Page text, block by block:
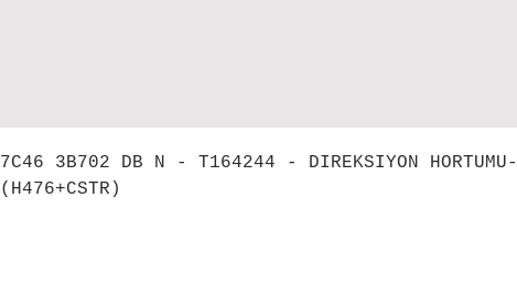
7C46 3B702 DB N - T164244 - DIREKSIYON HORTUMU-
(H476+CSTR)